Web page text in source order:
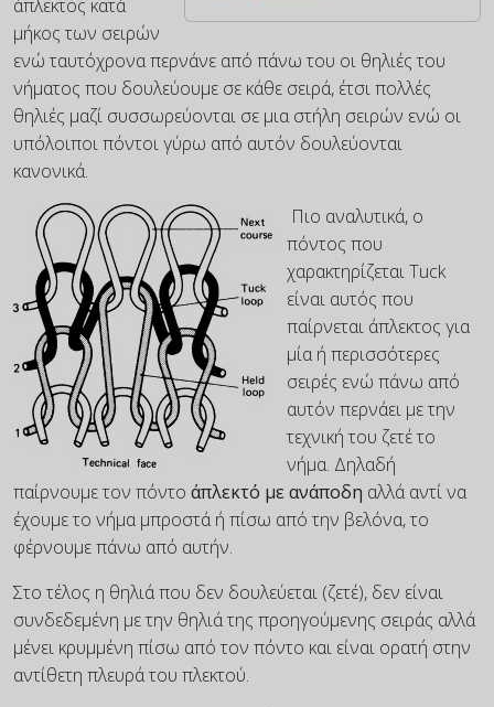
άπλεκτος κατά
μήκος των σειρών
ενώ ταυτόχρονα περνάνε από πάνω του οι θηλιές του
νήματος που δουλεύουμε σε κάθε σειρά, έτσι πολλές
θηλιές μαζί συσσωρεύονται σε μια στήλη σειρών ενώ οι
υπόλοιποι πόντοι γύρω από αυτόν δουλεύονται
κανονικά.
Πιο αναλυτικά, ο
πόντος που
χαρακτηρίζεται Tuck
είναι αυτός που
παίρνεται άπλεκτος για
μία ή περισσότερες
σειρές ενώ πάνω από
αυτόν περνάει με την
τεχνική του ζετέ το
νήμα. Δηλαδή
παίρνουμε τον πόντο άπλεκτό με ανάποδη αλλά αντί να
έχουμε το νήμα μπροστά ή πίσω από την βελόνα, το
φέρνουμε πάνω από αυτήν.
Στο τέλος η θηλιά που δεν δουλεύεται (ζετέ), δεν είναι
συνδεδεμένη με την θηλιά της προηγούμενης σειράς αλλά
μένει κρυμμένη πίσω από τον πόντο και είναι ορατή στην
αντίθετη πλευρά του πλεκτού.